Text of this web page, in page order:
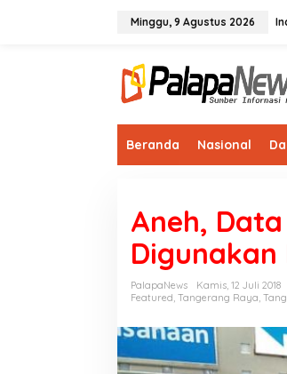
Minggu, 9 Agustus 2026
Beranda Nasional
Aneh,
Digunakan
PalapaNews
Kamis, 12 Juli 2018
Featured, Tangerang Raya,